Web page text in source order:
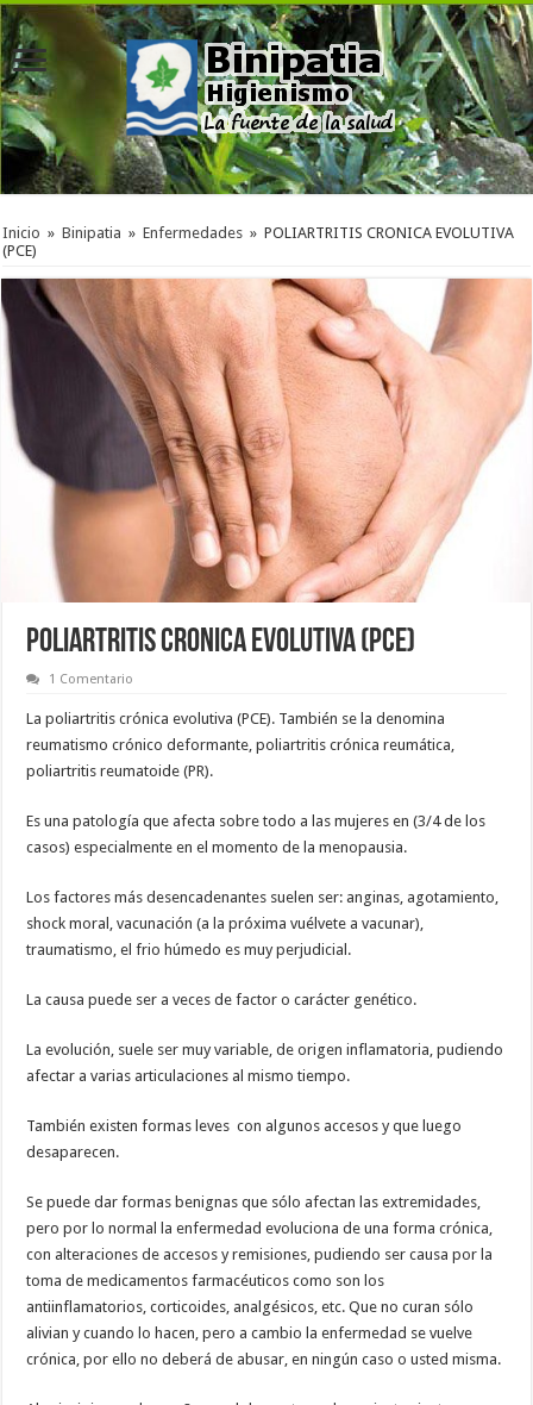
Inicio » Binipatia » Enfermedades » POLIARTRITIS CRONICA EVOLUTIVA
(PCE)
POLIARTRITIS CRONICA EVOLUTIVA (PCE)
1 Comentario
La poliartritis crónica evolutiva (PCE). También se la denomina
reumatismo crónico deformante, poliartritis crónica reumática,
poliartritis reumatoide (PR).
Es una patología que afecta sobre todo a las mujeres en (3/4 de los
casos) especialmente en el momento de la menopausia.
Los factores más desencadenantes suelen ser: anginas, agotamiento,
shock moral, vacunación (a la próxima vuélvete a vacunar),
traumatismo, el frio húmedo es muy perjudicial.
La causa puede ser a veces de factor o carácter genético.
La evolución, suele ser muy variable, de origen inflamatoria, pudiendo
afectar a varias articulaciones al mismo tiempo.
También existen formas leves con algunos accesos y que luego
desaparecen.
Se puede dar formas benignas que sólo afectan las extremidades,
pero por lo normal la enfermedad evoluciona de una forma crónica,
con alteraciones de accesos y remisiones, pudiendo ser causa por la
toma de medicamentos farmacéuticos como son los
antiinflamatorios, corticoides, analgésicos, etc. Que no curan sólo
alivian y cuando lo hacen, pero a cambio la enfermedad se vuelve
crónica, por ello no deberá de abusar, en ningún caso o usted misma.